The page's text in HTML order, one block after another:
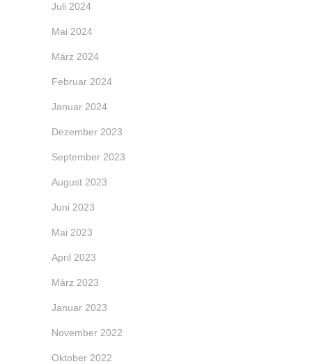
Juli 2024
Mai 2024
März 2024
Februar 2024
Januar 2024
Dezember 2023
September 2023
August 2023
Juni 2023
Mai 2023
April 2023
März 2023
Januar 2023
November 2022
Oktober 2022